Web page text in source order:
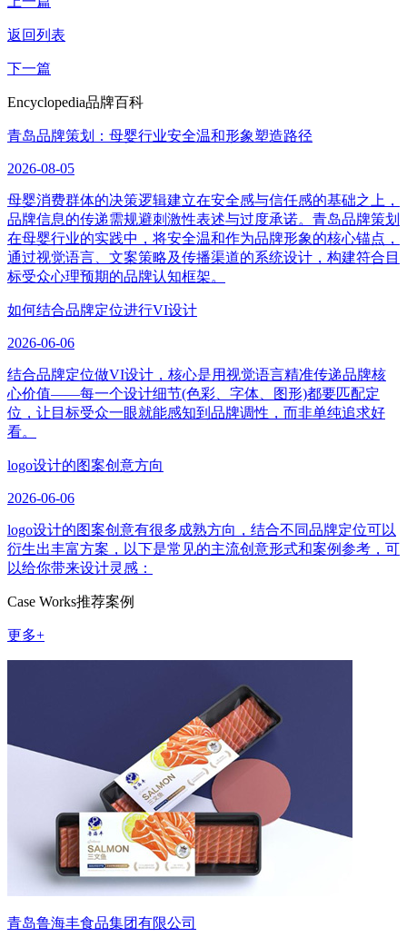
返回列表
下一篇
Encyclopedia品牌百科
青岛品牌策划：母婴行业安全温和形象塑造路径
2026-08-05
母婴消费群体的决策逻辑建立在安全感与信任感的基础之上，
品牌信息的传递需规避刺激性表述与过度承诺。青岛品牌策划
在母婴行业的实践中，将安全温和作为品牌形象的核心锚点，
通过视觉语言、文案策略及传播渠道的系统设计，构建符合目
标受众心理预期的品牌认知框架。
如何结合品牌定位进行VI设计
2026-06-06
结合品牌定位做VI设计，核心是用视觉语言精准传递品牌核
心价值——每一个设计细节(色彩、字体、图形)都要匹配定
位，让目标受众一眼就能感知到品牌调性，而非单纯追求好
看。
logo设计的图案创意方向
2026-06-06
logo设计的图案创意有很多成熟方向，结合不同品牌定位可以
衍生出丰富方案，以下是常见的主流创意形式和案例参考，可
以给你带来设计灵感：
Case Works推荐案例
更多+
青岛鲁海丰食品集团有限公司